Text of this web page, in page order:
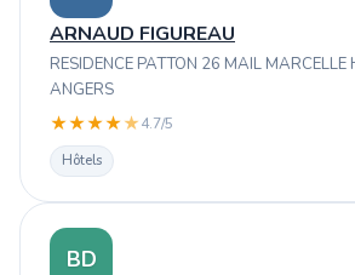
ARNAUD FIGUREAU
RESIDENCE PATTON 26 MAIL
ANGERS
★★★★★4.7/5
Hôtels
BD